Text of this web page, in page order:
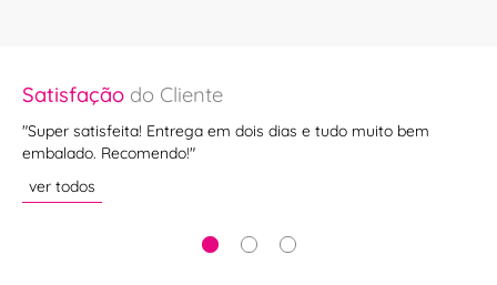
Satisfação do Cliente
"Super satisfeita! Entrega em dois dias e tudo muito bem
embalado. Recomendo!"
ver todos